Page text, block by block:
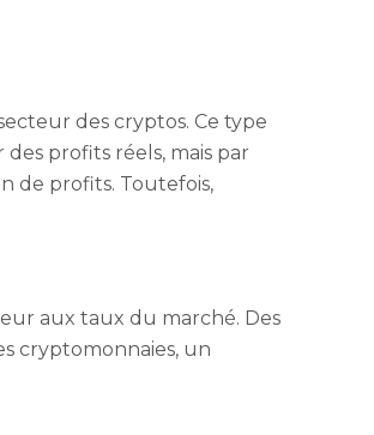
des cryptos. Ce type
profits réels, mais par
de profits. Toutefois,
aux taux du marché. Des
cryptomonnaies, un